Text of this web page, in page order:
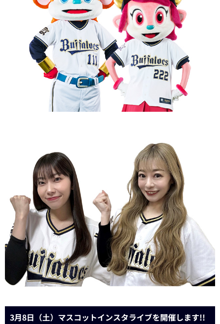
3月8日（土）マスコットインスタライブを開催します!!